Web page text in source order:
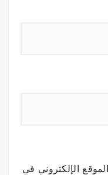
الإلكتروني في